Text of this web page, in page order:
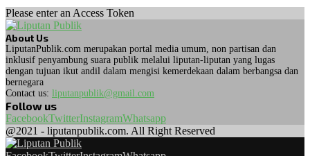
Please enter an Access Token
About Us
LiputanPublik.com merupakan portal media umum, non partisan dan
inklusif penyambung suara publik melalui liputan-liputan yang lugas
dengan tujuan ikut andil dalam mengisi kemerdekaan dalam berbangsa dan
bernegara
Contact us: liputanpublik@gmail.com
Follow us
FacebookTwitterInstagramWhatsapp
@2021 - liputanpublik.com. All Right Reserved